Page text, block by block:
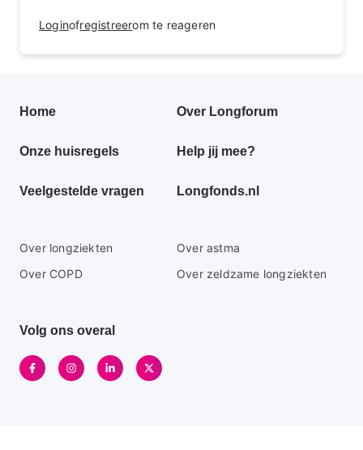
Loginofregistreerom te reageren
Primair
menu
Home Over Longforum
Onze huisregels Help jij mee?
Veelgestelde vragen Longfonds.nl
Secundaire
footer
Over longziekten
Over astma
Over COPD
Over zeldzame longziekten
Volg ons overal